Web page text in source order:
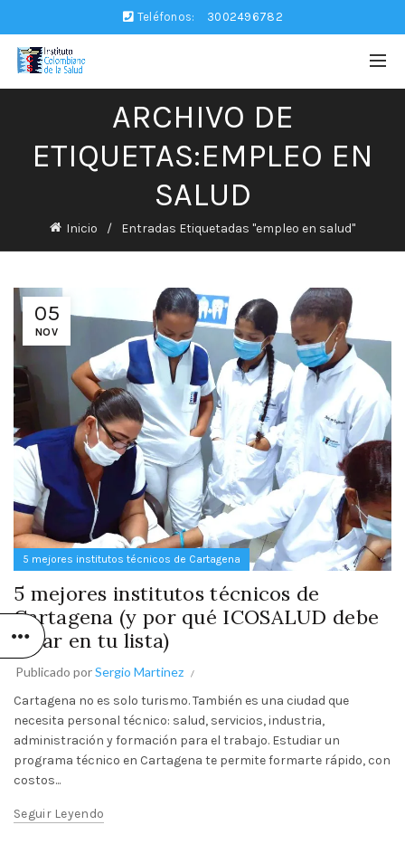
Teléfonos: 3002496782
ARCHIVO DE
ETIQUETAS:EMPLEO EN
SALUD
Inicio Entradas Etiquetadas "empleo en salud"
05
NOV
5 mejores institutos técnicos de Cartagena
5 mejores institutos técnicos de
Cartagena (y por qué ICOSALUD debe
estar en tu lista)
Publicado porSergio Martinez
Cartagena no es solo turismo. También es una ciudad que
necesita personal técnico: salud, servicios, industria,
administración y formación para el trabajo. Estudiar un
programa técnico en Cartagena te permite formarte rápido, con
costos...
Seguir Leyendo